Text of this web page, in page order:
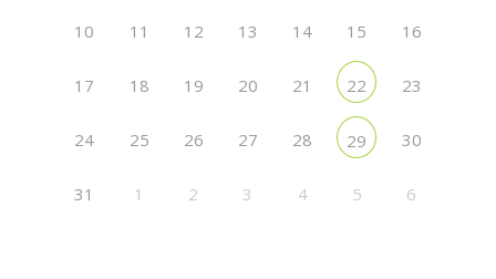
10 11 12 13 14 15 16
17 18 19 20 21 22 23
24 25 26 27 28 29 30
31 1 2 3 4 5 6